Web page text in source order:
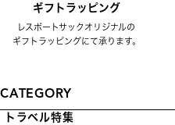
ギフトラッピング
レスポートサックオリジナルの
ギフトラッピングにて承ります。
CATEGORY
トラベル特集